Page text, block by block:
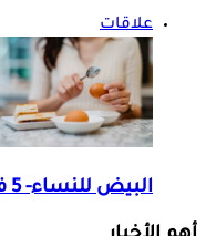
علاقات
البيض للنساء- 5 فوائد يقدمها لصحتِك الجنسية